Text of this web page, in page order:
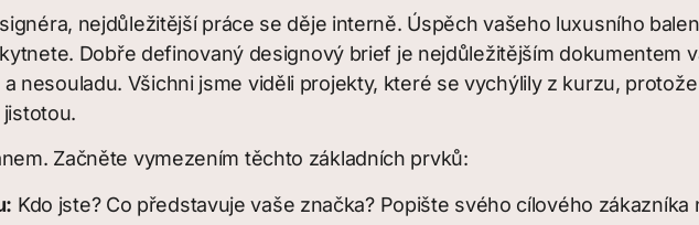
nejdůležitější práce se děje interně. Úspěch vašeho luxusního
Dobře definovaný designový brief je nejdůležitějším dokumentem
nesouladu. Všichni jsme viděli projekty, které se vychýlily z kurzu,
Začněte vymezením těchto základních prvků:
Kdo jste? Co představuje vaše značka? Popište svého cílového